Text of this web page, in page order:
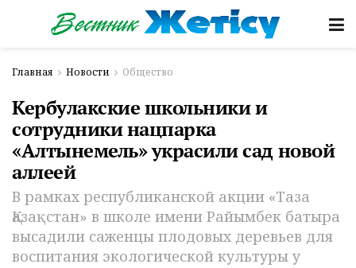
Главная Новости Общество
Кербулакские школьники и
сотрудники нацпарка
«Алтынемель» украсили сад новой
аллеей
В рамках республиканской акции «Таза
Қазақстан» в школе имени Райымбек батыра
высадили саженцы плодовых деревьев для
воспитания экологической культуры у